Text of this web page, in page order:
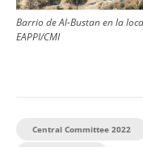
Barrio de Al-Bustan en la
EAPPI/CMI
Central Committee 2022